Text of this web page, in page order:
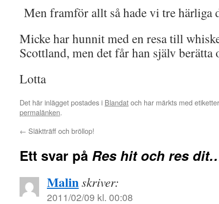
Men framför allt så hade vi tre härliga
Micke har hunnit med en resa till
Scottland, men det får han själv
Lotta
Det här inlägget postades i Blandatoch har märkts med
permalänken.
← Släktträff och bröllop!
Ett svar på Res hit och res
Malinskriver:
2011/02/09 kl. 00:08